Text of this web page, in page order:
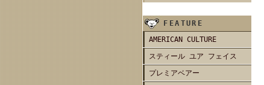
FEATURE
AMERICAN CULTURE
スティール ユア フェイス
プレミアベアー